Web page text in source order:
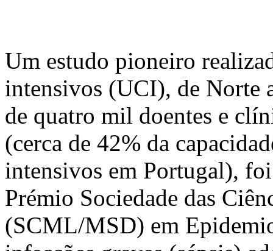
Um estudo pioneiro
intensivos (UCI), de Norte
de quatro mil doentes e
(cerca de 42% da
intensivos em Portugal),
Prémio Sociedade das
(SCML/MSD) em